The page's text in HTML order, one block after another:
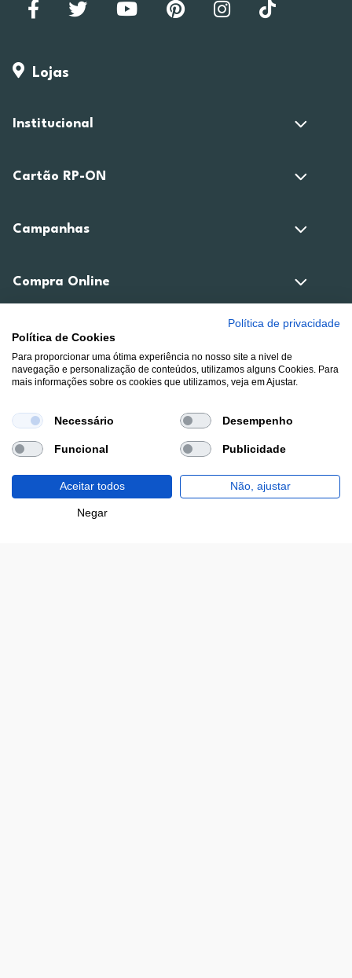
Lojas
Institucional
Cartão RP-ON
Campanhas
Compra Online
Área de Cliente
Estamos contigo
Opinião
Modos de pagamento disponíveis
Política de privacidade
Política de Cookies
Para proporcionar uma ótima experiência no nosso site a nivel de
navegação e personalização de conteúdos, utilizamos alguns Cookies. Para
mais informações sobre os cookies que utilizamos, veja em Ajustar.
Necessário Desempenho
Funcional Publicidade
Aceitar todos Não, ajustar
Negar